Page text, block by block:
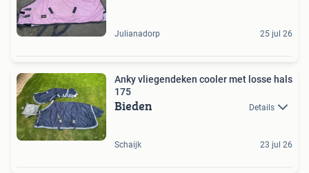
Julianadorp 25 jul 26
Anky vliegendeken cooler met losse hals
175
Bieden Details
Schaijk 23 jul 26